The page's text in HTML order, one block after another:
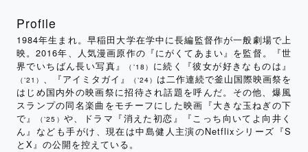
Profile
1984年生まれ。早稲田大学在学中に長編監督作が一般劇場で上
映。2016年、人気漫画原作の『にがくてあまい』を監督。『世
界でいちばん長い写真』
（ʼ18） に続く『彼女が好きなものは』
（ʼ21） 、『アイミタガイ』 （ʼ24） は二作連続で釜山国際映画祭を
はじめ国内外の映画祭に招待され話題を呼んだ。その他、爆風
スランプの同名楽曲をモチーフにした映画『大きな玉ねぎの下
で』
（ʼ25）や、ドラマ『消えた初恋』『こっち向いてよ向井く
ん』なども手がけ、現在は中島健人主演のNetflixシリーズ『S
とX』の公開を控えている。